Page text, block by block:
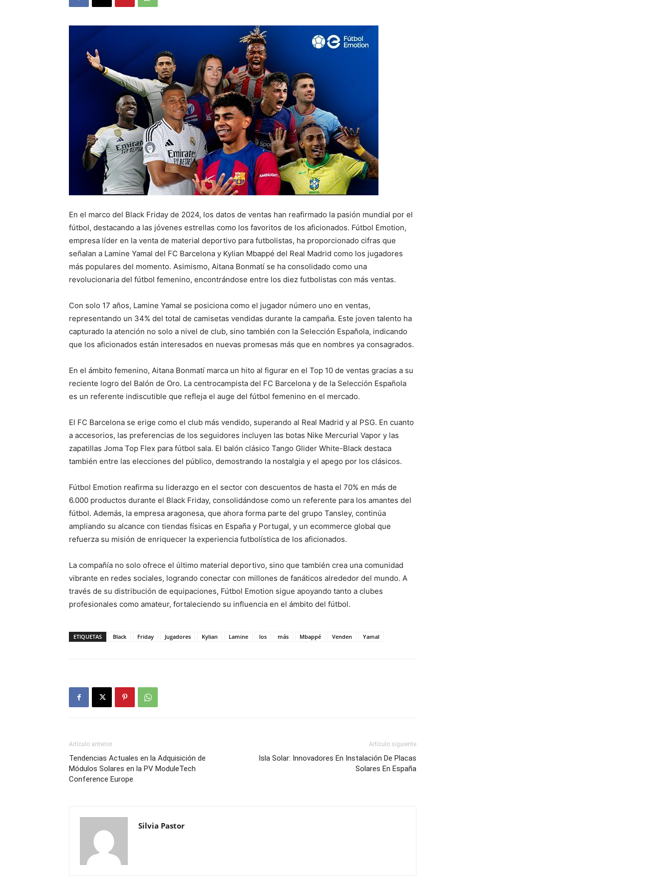
En el marco del Black Friday de 2024, los datos de ventas han reafirmado la pasión mundial por el
fútbol, destacando a las jóvenes estrellas como los favoritos de los aficionados. Fútbol Emotion,
empresa líder en la venta de material deportivo para futbolistas, ha proporcionado cifras que
señalan a Lamine Yamal del FC Barcelona y Kylian Mbappé del Real Madrid como los jugadores
más populares del momento. Asimismo, Aitana Bonmatí se ha consolidado como una
revolucionaria del fútbol femenino, encontrándose entre los diez futbolistas con más ventas.
Con solo 17 años, Lamine Yamal se posiciona como el jugador número uno en ventas,
representando un 34% del total de camisetas vendidas durante la campaña. Este joven talento ha
capturado la atención no solo a nivel de club, sino también con la Selección Española, indicando
que los aficionados están interesados en nuevas promesas más que en nombres ya consagrados.
En el ámbito femenino, Aitana Bonmatí marca un hito al figurar en el Top 10 de ventas gracias a su
reciente logro del Balón de Oro. La centrocampista del FC Barcelona y de la Selección Española
es un referente indiscutible que refleja el auge del fútbol femenino en el mercado.
El FC Barcelona se erige como el club más vendido, superando al Real Madrid y al PSG. En cuanto
a accesorios, las preferencias de los seguidores incluyen las botas Nike Mercurial Vapor y las
zapatillas Joma Top Flex para fútbol sala. El balón clásico Tango Glider White-Black destaca
también entre las elecciones del público, demostrando la nostalgia y el apego por los clásicos.
Fútbol Emotion reafirma su liderazgo en el sector con descuentos de hasta el 70% en más de
6.000 productos durante el Black Friday, consolidándose como un referente para los amantes del
fútbol. Además, la empresa aragonesa, que ahora forma parte del grupo Tansley, continúa
ampliando su alcance con tiendas físicas en España y Portugal, y un ecommerce global que
refuerza su misión de enriquecer la experiencia futbolística de los aficionados.
La compañía no solo ofrece el último material deportivo, sino que también crea una comunidad
vibrante en redes sociales, logrando conectar con millones de fanáticos alrededor del mundo. A
través de su distribución de equipaciones, Fútbol Emotion sigue apoyando tanto a clubes
profesionales como amateur, fortaleciendo su influencia en el ámbito del fútbol.
ETIQUETAS Black Friday Jugadores Kylian Lamine los más Mbappé Venden Yamal
Artículo anterior
Tendencias Actuales en la Adquisición de
Módulos Solares en la PV ModuleTech
Conference Europe
Artículo siguiente
Isla Solar: Innovadores En Instalación De Placas
Solares En España
Silvia Pastor